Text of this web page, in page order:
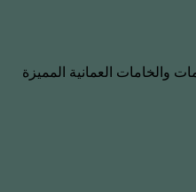
والخامات العمانية المميزة